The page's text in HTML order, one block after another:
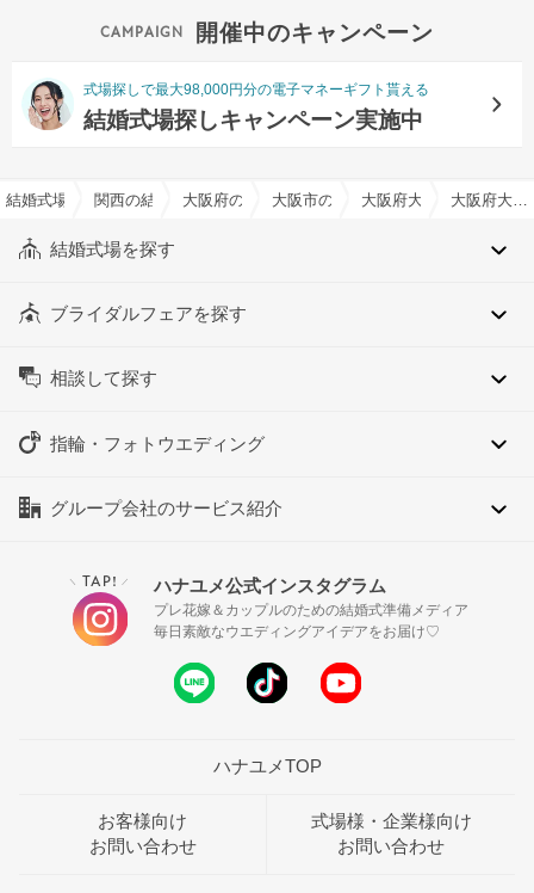
開催中のキャンペーン
式場探しで最大98,000円分の電子マネーギフト貰える
結婚式場探しキャンペーン実施中
結婚式場を探すならハナユメ
関西の結婚式場大阪府の結婚式場大阪市の結婚式場大阪府大阪市西区の結
結婚式場を探す
ブライダルフェアを探す
相談して探す
指輪・フォトウエディング
グループ会社のサービス紹介
＼ TAP! ／ ハナユメ公式インスタグラム
プレ花嫁＆カップルのための結婚式準備メディア
毎日素敵なウエディングアイデアをお届け♡
ハナユメTOP
お客様向け
お問い合わせ
式場様・企業様向け
お問い合わせ